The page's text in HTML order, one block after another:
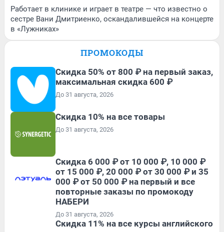
Работает в клинике и играет в театре — что известно о
сестре Вани Дмитриенко, оскандалившейся на концерте
в «Лужниках»
ПРОМОКОДЫ
Скидка 50% от 800 ₽ на первый заказ,
максимальная скидка 600 ₽
До 31 августа, 2026
Скидка 10% на все товары
До 31 августа, 2026
Скидка 6 000 ₽ от 10 000 ₽, 10 000 ₽
от 15 000 ₽, 20 000 ₽ от 30 000 ₽ и 35
000 ₽ от 50 000 ₽ на первый и все
повторные заказы по промокоду
НАБЕРИ
До 31 августа, 2026
Скидка 11% на все курсы английского